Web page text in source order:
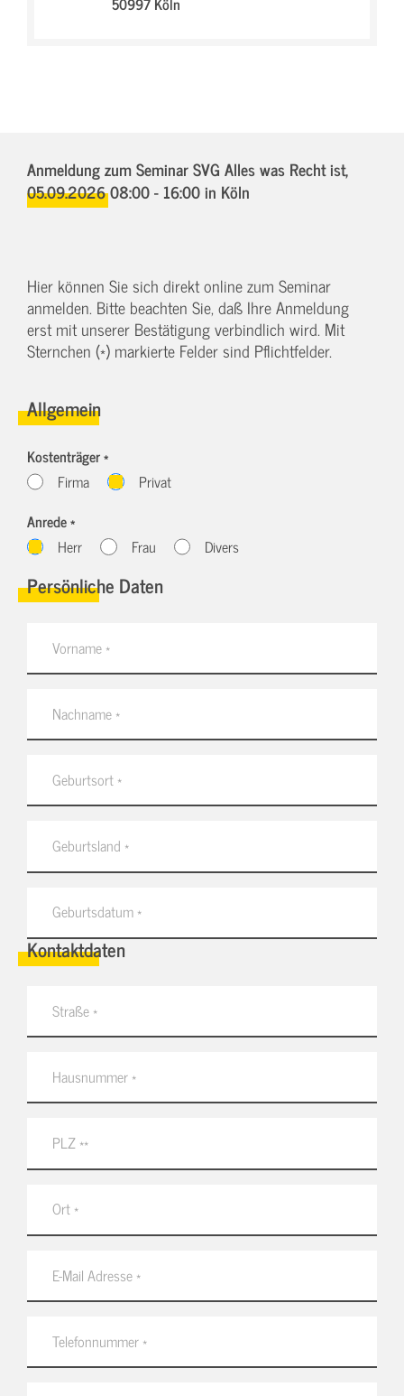
Anmeldung zum Seminar SVG Alles was Recht ist,
05.09.2026 08:00 - 16:00in Köln
Hier können Sie sich direkt online zum Seminar
anmelden. Bitte beachten Sie, daß Ihre Anmeldung
erst mit unserer Bestätigung verbindlich wird. Mit
Sternchen (*) markierte Felder sind Pflichtfelder.
Allgemein
Kostenträger *
Firma
Privat
Anrede *
Herr
Frau Divers
Persönliche Daten
Kontaktdaten